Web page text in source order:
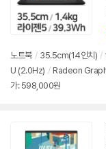
노트북 / 35.5cm(14인치) /
U (2.0Hz) / Radeon
가: 598,000원